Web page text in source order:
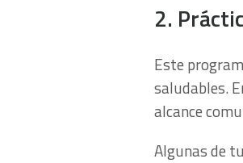
2.
Este
saludables.
alcance
Algunas de